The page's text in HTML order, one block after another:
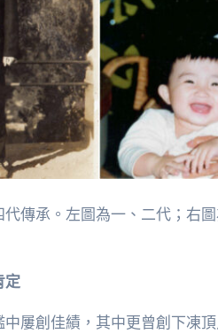
傳承。左圖為一、二代；右
定
屢創佳績，其中更曾創下凍